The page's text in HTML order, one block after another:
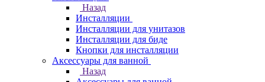
Назад
Инсталляции
Инсталляции для унитазов
Инсталляции для биде
Кнопки для инсталляции
Аксессуары для ванной
Назад